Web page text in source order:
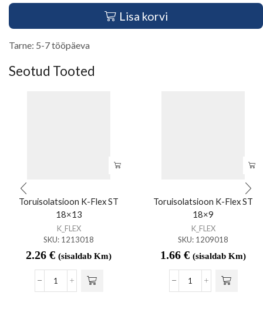
Lisa korvi
Tarne: 5-7 tööpäeva
Seotud Tooted
Toruisolatsioon K-Flex ST
18×13
K_FLEX
SKU: 1213018
2.26 € (sisaldab Km)
Toruisolatsioon K-Flex ST
18×9
K_FLEX
SKU: 1209018
1.66 € (sisaldab Km)